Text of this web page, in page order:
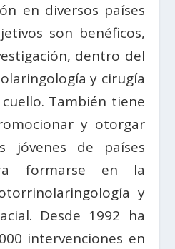
en diversos países
son benéficos,
dentro del
y cirugía
También tiene
y otorgar
jóvenes de países
formarse en la
y
Desde 1992 ha
intervenciones en